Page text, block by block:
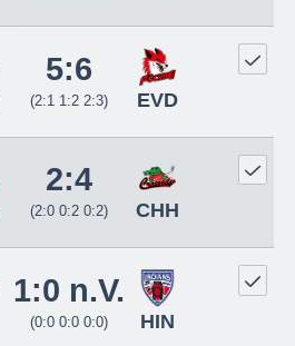
5:6
(2:1 1:2 2:3) EVD
2:4
(2:0 0:2 0:2) CHH
1:0 n.V.
(0:0 0:0 0:0) HIN